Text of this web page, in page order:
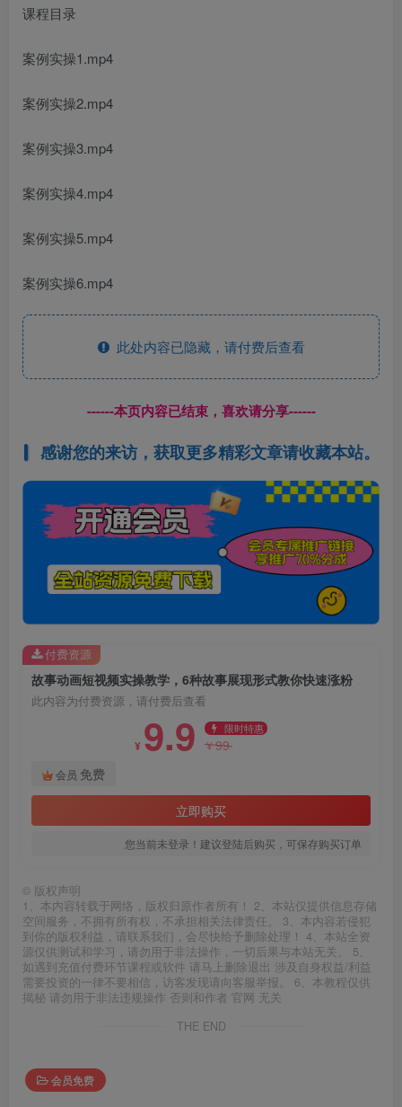
课程目录
案例实操1.mp4
案例实操2.mp4
案例实操3.mp4
案例实操4.mp4
案例实操5.mp4
案例实操6.mp4
此处内容已隐藏，请付费后查看
------本页内容已结束，喜欢请分享------
感谢您的来访，获取更多精彩文章请收藏本站。
故事动画短视频实操教学，6种故事展现形式教你快速涨粉
此内容为付费资源，请付费后查看
¥ 9.9 限时特惠
¥99
会员 免费
立即购买
您当前未登录！建议登陆后购买，可保存购买订单
付费资源
© 版权声明
1、本内容转载于网络，版权归原作者所有！ 2、本站仅提供信息存储
空间服务，不拥有所有权，不承担相关法律责任。 3、本内容若侵犯
到你的版权利益，请联系我们，会尽快给予删除处理！ 4、本站全资
源仅供测试和学习，请勿用于非法操作，一切后果与本站无关。 5、
如遇到充值付费环节课程或软件 请马上删除退出 涉及自身权益/利益
需要投资的一律不要相信，访客发现请向客服举报。 6、本教程仅供
揭秘 请勿用于非法违规操作 否则和作者 官网 无关
THE END
会员免费